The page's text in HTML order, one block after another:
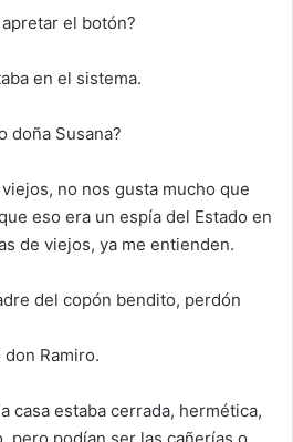
el botón?
en el sistema.
doña Susana?
no nos gusta mucho que
eso era un espía del Estado en
de viejos, ya me entienden.
del copón bendito, perdón
Ramiro.
casa estaba cerrada, hermética,